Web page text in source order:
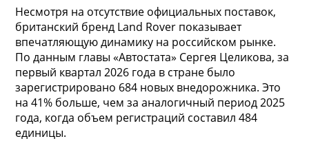
Несмотря на отсутствие официальных поставок,
британский бренд Land Rover показывает
впечатляющую динамику на российском рынке.
По данным главы «Автостата» Сергея Целикова, за
первый квартал 2026 года в стране было
зарегистрировано 684 новых внедорожника. Это
на 41% больше, чем за аналогичный период 2025
года, когда объем регистраций составил 484
единицы.